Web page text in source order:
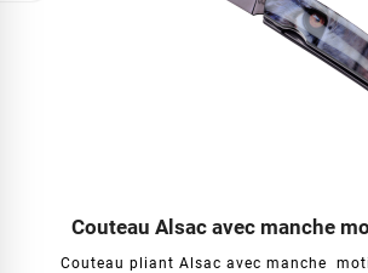
Couteau Alsac avec manche
Couteau pliant Alsac avec manche
  